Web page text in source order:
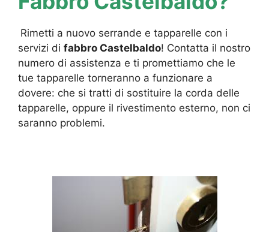
Rimetti a nuovo serrande e tapparelle con i
servizi di fabbro Castelbaldo! Contatta il nostro
numero di assistenza e ti promettiamo che le
tue tapparelle torneranno a funzionare a
dovere: che si tratti di sostituire la corda delle
tapparelle, oppure il rivestimento esterno, non ci
saranno problemi.